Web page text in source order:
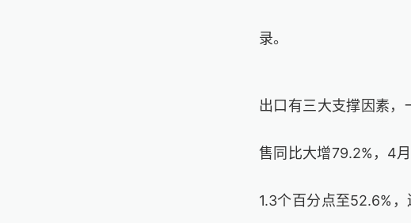
录。
出口有三大支撑因素
售同比大增79.2%，4
1.3个百分点至52.6%